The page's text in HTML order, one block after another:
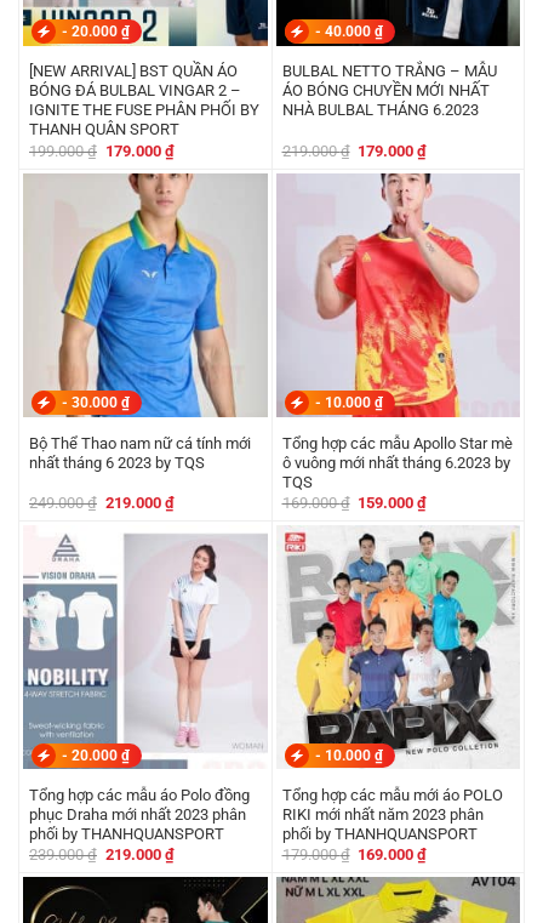
- 20.000 ₫
[NEW ARRIVAL] BST QUẦN ÁO
BÓNG ĐÁ BULBAL VINGAR 2 –
IGNITE THE FUSE PHÂN PHỐI BY
THANH QUÂN SPORT
199.000₫ Giá
là:
199.000 ₫.
179.000 ₫Giá
hiện
tại
là:
179.000 ₫.
- 40.000 ₫
BULBAL NETTO TRẮNG – MẪU
ÁO BÓNG CHUYỀN MỚI NHẤT
NHÀ BULBAL THÁNG 6.2023
219.000₫ Giá
là:
219.000 ₫.
179.000₫Giá
tại
là:
- 30.000 ₫
Bộ Thể Thao nam nữ cá tính mới
nhất tháng 6 2023 by TQS
249.000₫ Giá
219.000 ₫Giá
hiện
tại
219.000 ₫.
- 10.000 ₫
Tổng hợp các mẫu Apollo Star mè
ô vuông mới nhất tháng 6.2023 by
TQS
169.000₫ Giá
là:
169.000 ₫.
159.000₫Giá
tại
là:
159.000 ₫.
- 20.000 ₫
Tổng hợp các mẫu áo Polo đồng
phục Draha mới nhất 2023 phân
phối by THANHQUANSPORT
239.000₫ Giá
là:
219.000 ₫Giá
hiện
tại
219.000 ₫.
- 10.000 ₫
Tổng hợp các mẫu mới áo POLO
RIKI mới nhất năm 2023 phân
phối by THANHQUANSPORT
179.000₫ Giá
là:
179.000 ₫.
169.000₫Giá
tại
là:
169.000 ₫.